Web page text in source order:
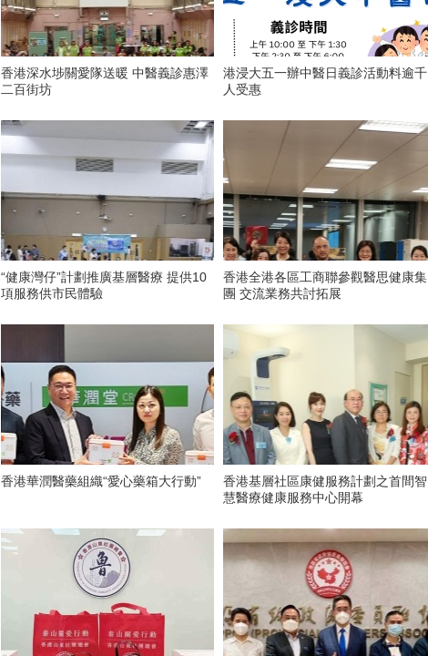
香港深水埗關愛隊送暖 中醫義診惠澤
二百街坊
港浸大五一辦中醫日義診活動料逾千
人受惠
“健康灣仔”計劃推廣基層醫療 提供10
項服務供市民體驗
香港全港各區工商聯參觀醫思健康集
團 交流業務共討拓展
香港華潤醫藥組織“愛心藥箱大行動”
香港基層社區康健服務計劃之首間智
慧醫療健康服務中心開幕